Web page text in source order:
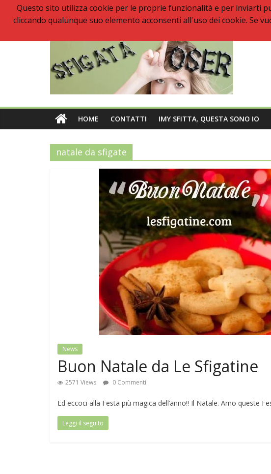
Ultimo: Buon Anno 2020, un anno senza sfiga
Come gestire la fortuna ai giochi
La sfortuna mi perseguita anche con la spesa
HOME CONTATTI IMY SFITTA, QUESTA SONO IO
natale da sfigate
News
Buon Natale da Le Sfigatine
2571 Views 0 Commenti
Ed eccoci alla Festa più magica dell’anno!! Il Natale. Amo queste
Leggi il seguito
Questo sito utilizza cookie per le proprie funzionalità e per inviarti
cliccando qualunque suo elemento acconsenti all'uso dei cookie. Se